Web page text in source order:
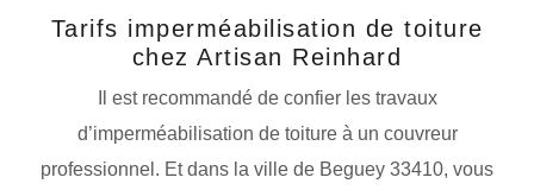
Tarifs imperméabilisation de toiture
chez Artisan Reinhard
Il est recommandé de confier les travaux
d’imperméabilisation de toiture à un couvreur
professionnel. Et dans la ville de Beguey 33410, vous